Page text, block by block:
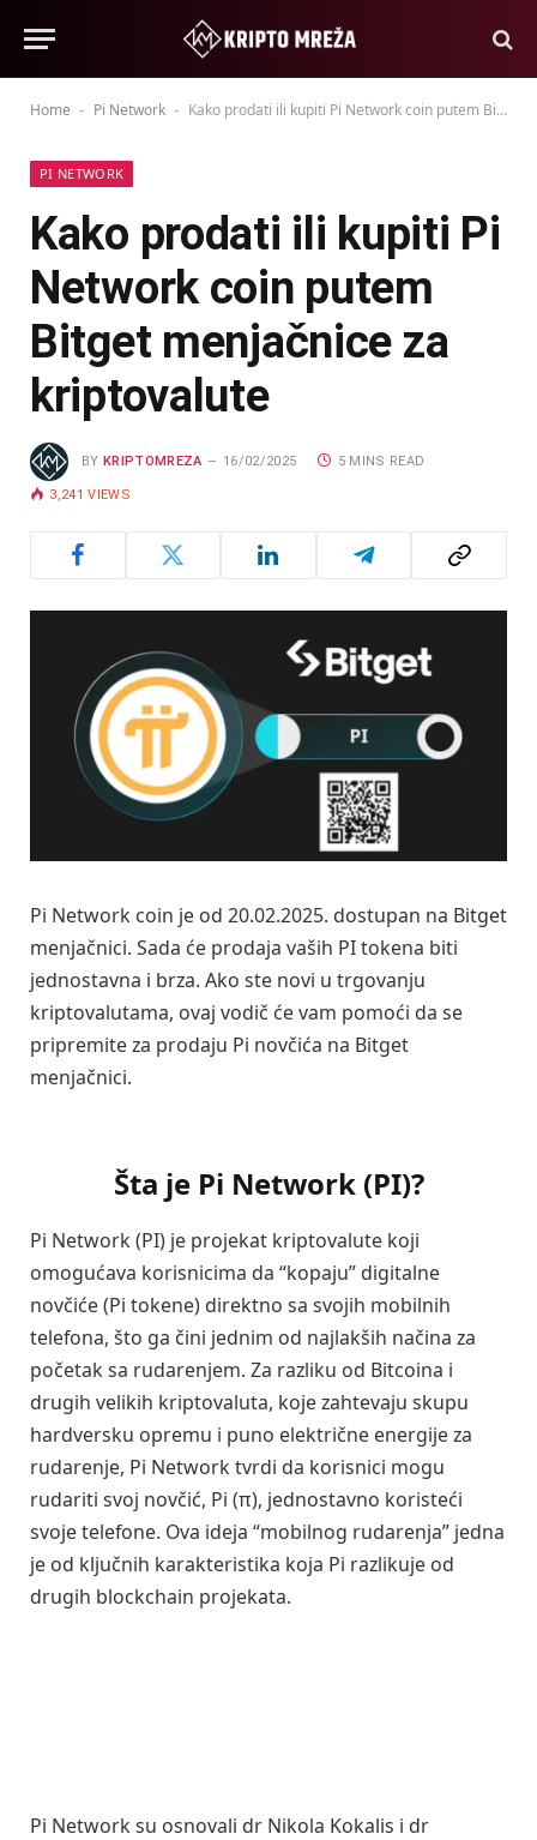
Home - Pi Network - Kako prodati ili kupiti Pi Network coin putem Bitget menjačnice za kriptovalute
PI NETWORK
Kako prodati ili kupiti Pi
Network coin putem
Bitget menjačnice za
kriptovalute
BY KRIPTOMREZA 16/02/2025 5 MINS READ
3,241VIEWS
Pi Network coin je od 20.02.2025. dostupan na Bitget
menjačnici. Sada će prodaja vaših PI tokena biti
jednostavna i brza. Ako ste novi u trgovanju
kriptovalutama, ovaj vodič će vam pomoći da se
pripremite za prodaju Pi novčića na Bitget
menjačnici.
Šta je Pi Network (PI)?
Pi Network (PI) je projekat kriptovalute koji
omogućava korisnicima da “kopaju” digitalne
novčiće (Pi tokene) direktno sa svojih mobilnih
telefona, što ga čini jednim od najlakših načina za
početak sa rudarenjem. Za razliku od Bitcoina i
drugih velikih kriptovaluta, koje zahtevaju skupu
hardversku opremu i puno električne energije za
rudarenje, Pi Network tvrdi da korisnici mogu
rudariti svoj novčić, Pi (π), jednostavno koristeći
svoje telefone. Ova ideja “mobilnog rudarenja” jedna
je od ključnih karakteristika koja Pi razlikuje od
drugih blockchain projekata.
Pi Network su osnovali dr Nikola Kokalis i dr